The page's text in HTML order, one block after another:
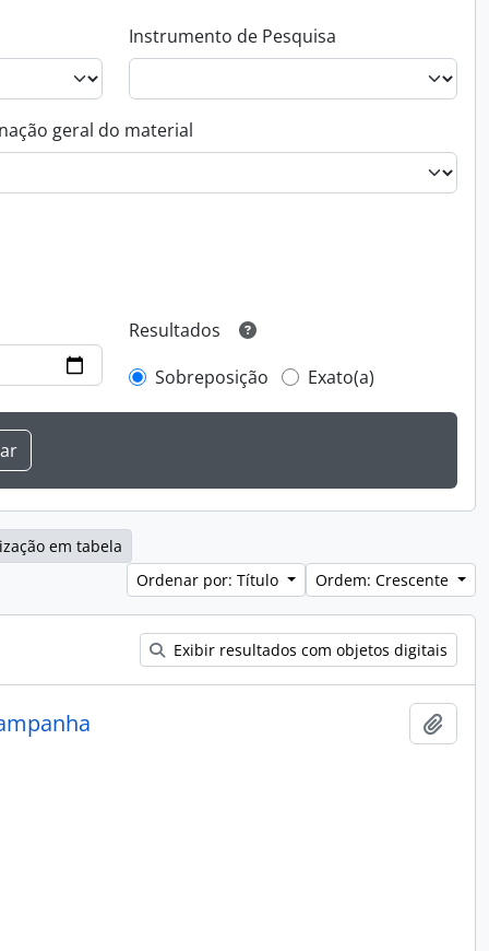
Instrumento de Pesquisa
geral do material
Resultados
Sobreposição
Exato(a)
em tabela
Ordenar por: Título
Ordem: Crescente
Exibir resultados com objetos digitais